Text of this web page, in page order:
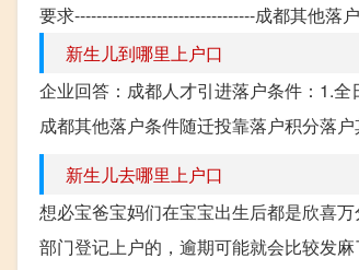
要求---------------------------------成都其他落
新生儿到哪里上户口
企业回答：成都人才引进落户条件：1.
成都其他落户条件随迁投靠落户积分落
新生儿去哪里上户口
想必宝爸宝妈们在宝宝出生后都是欣喜
部门登记上户的，逾期可能就会比较发